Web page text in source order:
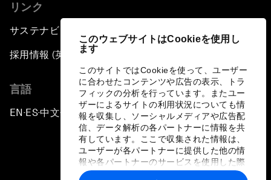
このウェブサイトはCookieを使用し
ます
このサイトではCookieを使って、ユーザー
に合わせたコンテンツや広告の表示、トラ
フィックの分析を行っています。またユー
ザーによるサイトの利用状況についても情
報を収集し、ソーシャルメディアや広告配
信、データ解析の各パートナーに情報を共
有しています。ここで収集された情報は、
ユーザーが各パートナーに提供した他の情
報や各パートナーのサービスを使用した際
に収集された情報と組み合わされ、各パー
リンク
サステナビリティへの取り組み
採用情報 (英語のみ)
言語
EN ▪ES▪中文▪ 日本語